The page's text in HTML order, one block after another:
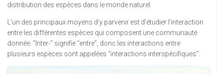
distribution des espèces dans le monde naturel.
L’un des principaux moyens d’y parvenir est d’étudier l’interaction
entre les différentes espèces qui composent une communauté
donnée. “Inter-” signifie “entre”, donc les interactions entre
plusieurs espèces sont appelées “interactions interspécifiques”.